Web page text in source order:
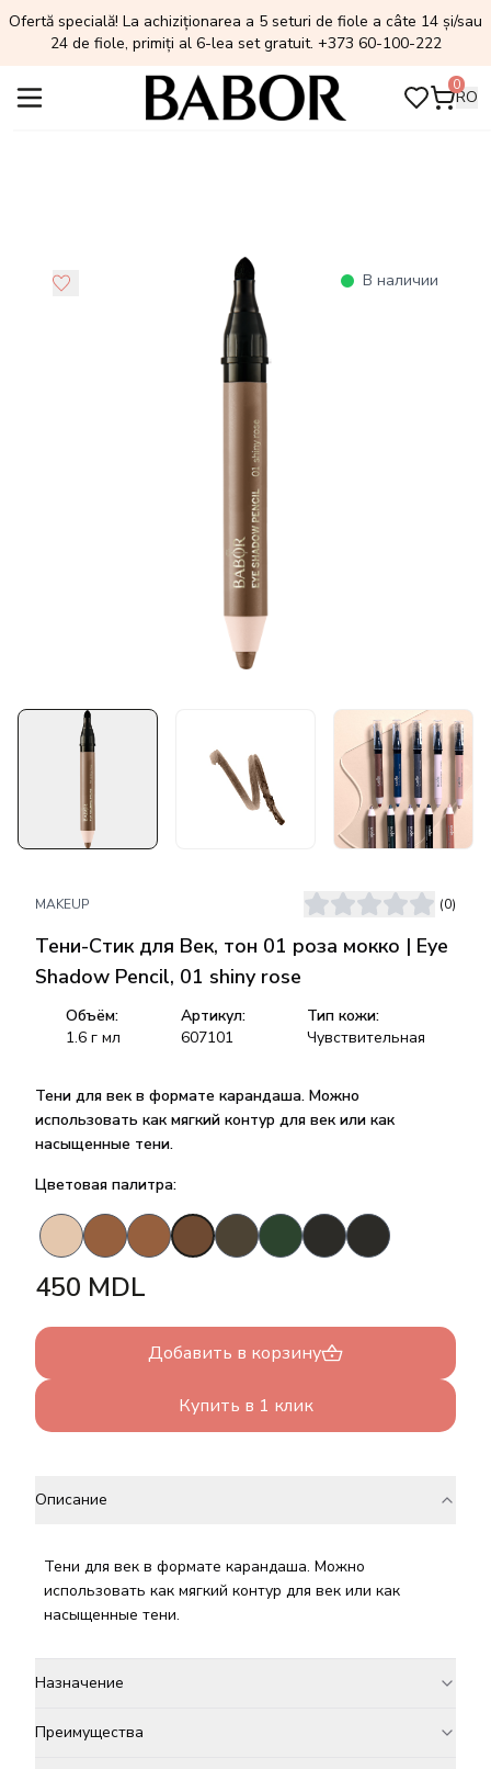
Ofertă specială! La achiziționarea a 5 seturi de fiole a câte 14 și/sau
24 de fiole, primiți al 6-lea set gratuit. +373 60-100-222
0
RO
В наличии
MAKEUP (0)
Тени-Стик для Век, тон 01 роза мокко | Eye
Shadow Pencil, 01 shiny rose
Объём:
1.6 гмл
Артикул:
607101
Тип кожи:
Чувствительная
Тени для век в формате карандаша. Можно
использовать как мягкий контур для век или как
насыщенные тени.
Цветовая палитра:
450 MDL
Добавить в корзину
Купить в 1 клик
Описание
Тени для век в формате карандаша. Можно
использовать как мягкий контур для век или как
насыщенные тени.
Назначение
Преимущества